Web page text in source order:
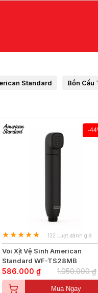
Standard Bồn Cầu
-
132 Lượt đánh giá
Vòi Xịt Vệ Sinh American
Standard WF-TS28MB
586.000 ₫ 1.050.000 ₫
Mua Ngay